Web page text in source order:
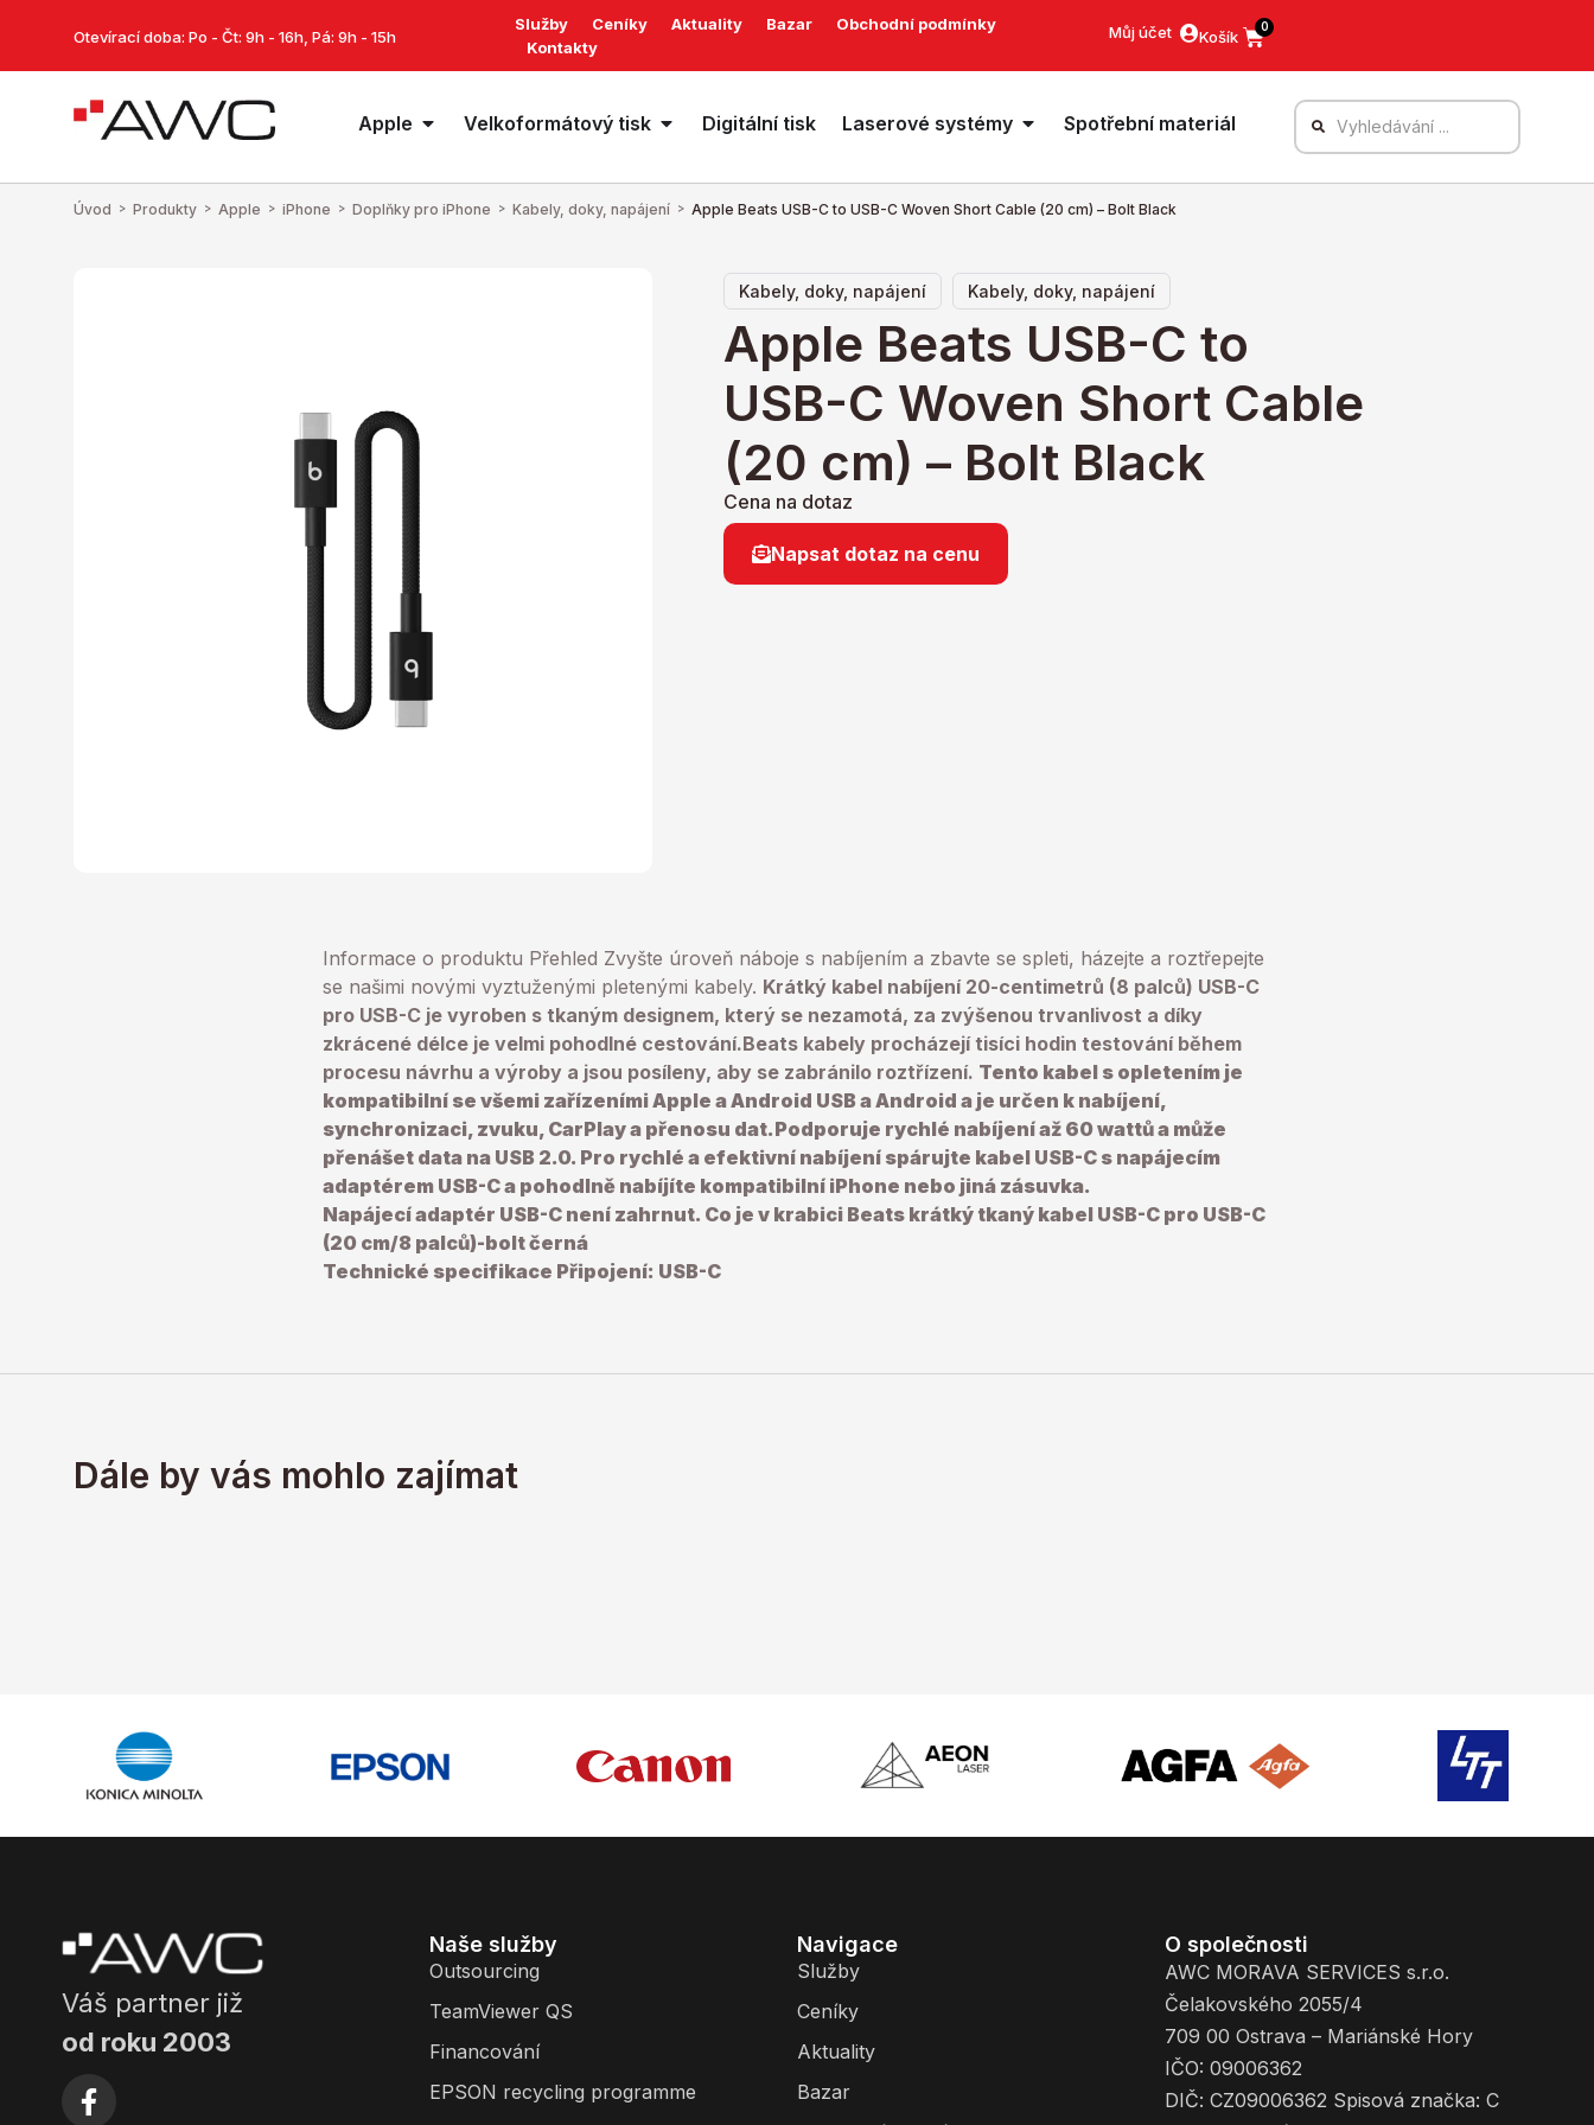
Otevírací doba: Po - Čt: 9h - 16h, Pá: 9h - 15h
Služby Ceníky Aktuality Bazar
Obchodní podmínky
Kontakty
Můj účet 0
Apple Velkoformátový tisk Digitální tisk Laserové systémy Spotřební materiál
Úvod > Produkty > Apple > iPhone > Doplňky pro iPhone > Kabely, doky, napájení > Apple Beats USB-C to USB-C Woven Short Cable (20 cm) – Bolt Black
Kabely, doky, napájení Kabely, doky, napájení
Apple Beats USB-C to
USB-C Woven Short Cable
(20 cm) – Bolt Black
Cena na dotaz
Napsat dotaz na cenu
Informace o produktu Přehled Zvyšte úroveň náboje s nabíjením a zbavte se spleti, házejte a roztřepejte
se našimi novými vyztuženými pletenými kabely. Krátký kabel nabíjení 20-centimetrů (8 palců) USB-C
pro USB-C je vyroben s tkaným designem, který se nezamotá, za zvýšenou trvanlivost a díky
zkrácené délce je velmi pohodlné cestování.Beats kabely procházejí tisíci hodin testování během
procesu návrhu a výroby a jsou posíleny, aby se zabránilo roztřízení. Tento kabel s opletením je
kompatibilní se všemi zařízeními Apple a Android USB a Android a je určen k nabíjení,
synchronizaci, zvuku, CarPlay a přenosu dat.Podporuje rychlé nabíjení až 60 wattů a může
přenášet data na USB 2.0. Pro rychlé a efektivní nabíjení spárujte kabel USB-C s napájecím
adaptérem USB-C a pohodlně nabíjíte kompatibilní iPhone nebo jiná zásuvka.
Napájecí adaptér USB-C není zahrnut. Co je v krabici Beats krátký tkaný kabel USB-C pro USB-C
(20 cm/8 palců)-bolt černá
Technické specifikace Připojení: USB-C
Dále by vás mohlo zajímat
Váš partner již
od roku 2003
Naše služby
Outsourcing
TeamViewer QS
Financování
EPSON recycling programme
Navigace
Služby
Ceníky
Aktuality
Bazar
O společnosti
AWC MORAVA SERVICES s.r.o.
Čelakovského 2055/4
709 00 Ostrava – Mariánské Hory
IČO: 09006362
DIČ: CZ09006362 Spisová značka: C